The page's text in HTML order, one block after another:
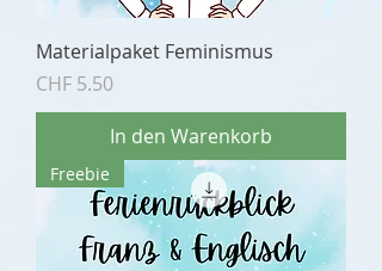
Materialpaket Feminismus
Preis
CHF 5.50
In den Warenkorb
Freebie